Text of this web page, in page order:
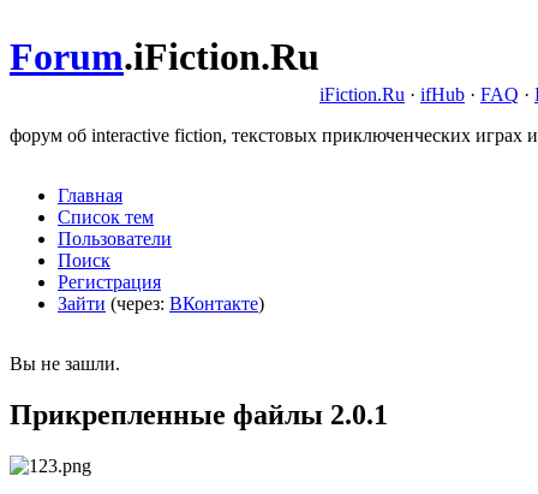
Forum.iFiction.Ru
iFiction.Ru · ifHub · FAQ ·
форум об interactive fiction, текстовых приключенческих играх
Главная
Список тем
Пользователи
Поиск
Регистрация
Зайти (через: ВКонтакте)
Вы не зашли.
Прикрепленные файлы 2.0.1